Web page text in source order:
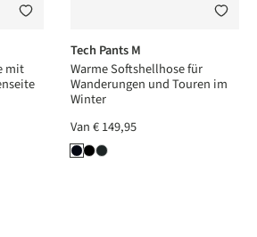
mit
Tech Pants M
Warme Softshellhose für
Wanderungen und Touren im
Winter
Van€ 149,95